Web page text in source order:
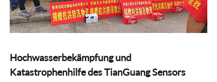
Hochwasserbekämpfung und
Katastrophenhilfe des TianGuang Sensors